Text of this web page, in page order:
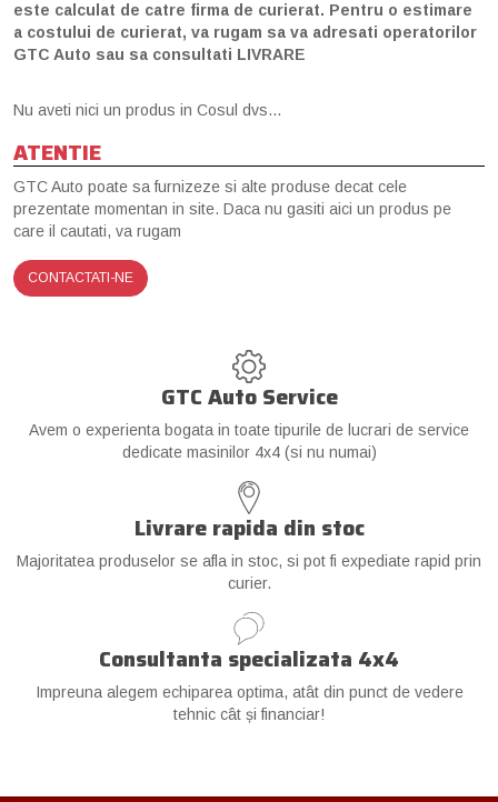
este calculat de catre firma de curierat. Pentru o estimare
a costului de curierat, va rugam sa va adresati operatorilor
GTC Auto sau sa consultati LIVRARE
Nu aveti nici un produs in Cosul dvs...
ATENTIE
GTC Auto poate sa furnizeze si alte produse decat cele
prezentate momentan in site. Daca nu gasiti aici un produs pe
care il cautati, va rugam
CONTACTATI-NE
GTC Auto Service
Avem o experienta bogata in toate tipurile de lucrari de service
dedicate masinilor 4x4 (si nu numai)
Livrare rapida din stoc
Majoritatea produselor se afla in stoc, si pot fi expediate rapid prin
curier.
Consultanta specializata 4x4
Impreuna alegem echiparea optima, atât din punct de vedere
tehnic cât și financiar!